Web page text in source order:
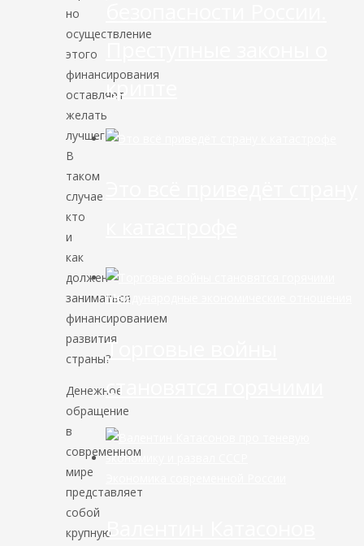
но
осуществление
этого
финансирования
оставляет
желать
лучшего.
В
таком
случае
кто
и
как
должен
заниматься
финансированием
развития
страны?
Денежное
обращение
в
современном
мире
представляет
собой
крупную
крипте
Международные экономические отношения
Торговые войны
становятся горячими
Валентин Катасонов